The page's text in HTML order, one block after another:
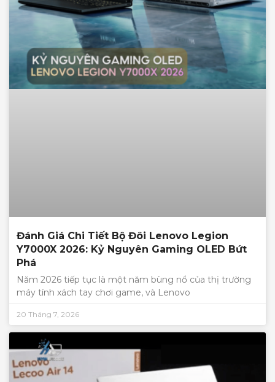
Đánh Giá Chi Tiết Bộ Đôi Lenovo Legion
Y7000X 2026: Kỷ Nguyên Gaming OLED Bứt
Phá
Năm 2026 tiếp tục là một năm bùng nổ của thị trường
máy tính xách tay chơi game, và Lenovo
20 Tháng 7, 2026